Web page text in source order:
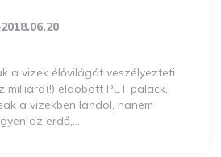
2018.06.20
a vizek élővilágát veszélyezteti
milliárd(!) eldobott PET palack,
a vizekben landol, hanem
az erdő,…